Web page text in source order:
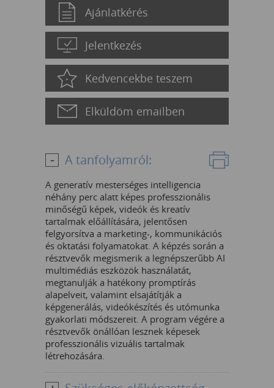
Ajánlatkérés
Jelentkezés
Kedvencekbe teszem
Elküldöm emailben
A tanfolyamról:
A generatív mesterséges intelligencia
néhány perc alatt képes professzionális
minőségű képek, videók és kreatív
tartalmak előállítására, jelentősen
felgyorsítva a marketing-, kommunikációs
és oktatási folyamatokat. A képzés során a
résztvevők megismerik a legnépszerűbb AI
multimédiás eszközök használatát,
megtanulják a hatékony promptírás
alapelveit, valamint elsajátítják a
képgenerálás, videókészítés és utómunka
gyakorlati módszereit. A program végére a
résztvevők önállóan lesznek képesek
professzionális vizuális tartalmak
létrehozására.